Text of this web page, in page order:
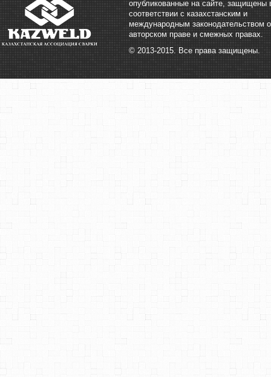
опубликованные на сайте, защищены
соответствии с казахстанским и
международным законодательством
авторском праве и смежных правах.
© 2013-2015. Все права защищены.